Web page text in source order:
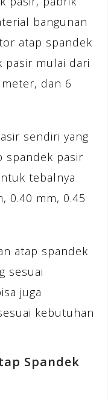
bangunan
atap spandek
pasir mulai dari
dan 6
sendiri yang
spandek pasir
tebalnya
0.40 mm, 0.45
atap spandek
sesuai
juga
kebutuhan
Spandek